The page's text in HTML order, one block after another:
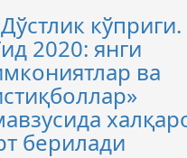
кўприги.
2020: янги
ва
берилади